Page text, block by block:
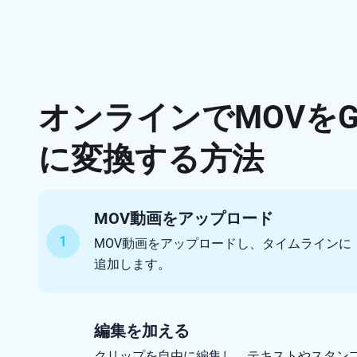
オンラインでMOVを
に変換する方法
1
MOV動画をアップロード
MOV動画をアップロードし、タイムラインに
追加します。
編集を加える